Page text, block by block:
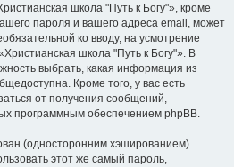
школа "Путь к Богу"», кроме
пароля и вашего адреса email, может
ко вводу, на усмотрение
школа "Путь к Богу"». В
выбрать, какая информация из
Кроме того, у вас есть
от получения сообщений,
программным обеспечением phpBB.
(односторонним хэшированием).
этот же самый пароль,